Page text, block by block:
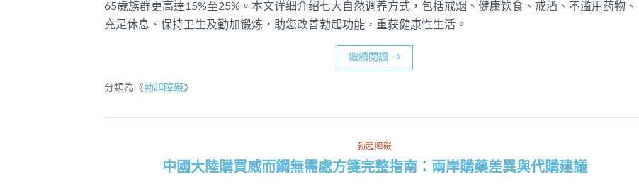
65歲族群更高達15%至25%。本文详细介绍七大自然调养方式，包括戒烟、健康饮食、戒酒、不滥用药物、
充足休息、保持卫生及勤加锻炼，助您改善勃起功能，重获健康性生活。
繼續閱讀 →
分類為《勃起障礙》
勃起障礙
中國大陸購買威而鋼無需處方箋完整指南：兩岸購藥差異與代購建議